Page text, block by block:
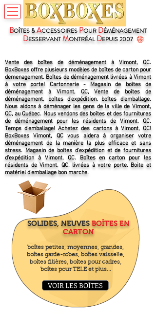
BOÎTES &ACCESSOIRES POUR DÉMÉNAGEMENT
DESSERVANTMONTRÉALDEPUIS 2007
Vente des boîtes de déménagement à Vimont, QC.
BoxBoxes offre plusieurs modèles de boîtes de carton pour
demenagement. Boîtes de déménagement livrées à Vimont
à votre porte! Cartonnerie - Magasin de boîtes de
déménagement à Vimont, QC, Vente de boîtes de
déménagement, boîtes d'expédition, boîtes d'emballage.
Nous aidons à déménager les gens de la ville de Vimont,
QC, au Québec. Nous vendons des boîtes et des fournitures
de déménagement pour les résidents de Vimont, QC.
Temps d'emballage! Achetez des cartons à Vimont, QC!
BoxBoxes Vimont, QC vous aidera à organiser votre
déménagement de la manière la plus efficace et sans
stress. Magasin de boîtes d'expédition et de fournitures
d'expédition à Vimont, QC. Boîtes en carton pour les
résidents de Vimont, QC, livrées à votre porte. Boite et
matériel d'emballage bon marche.
SOLIDES, NEUVES BOÎTES EN
CARTON
boîtes petites, moyennes, grandes,
boîtes garde-robes, boîtes vaisselle,
boîtes filières, boîtes pour cadres,
boîtes pour TELE et plus...
VOIR LES BOÎTES